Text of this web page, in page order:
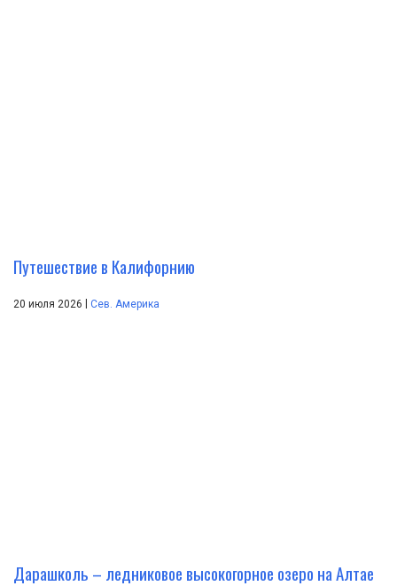
Путешествие в Калифорнию
20 июля 2026 | Сев. Америка
Дарашколь – ледниковое высокогорное озеро на Алтае